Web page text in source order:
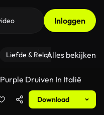
Inloggen
Liefde & Relaties - Fitness
Alles bekijken
Purple Druiven In Italië
Download